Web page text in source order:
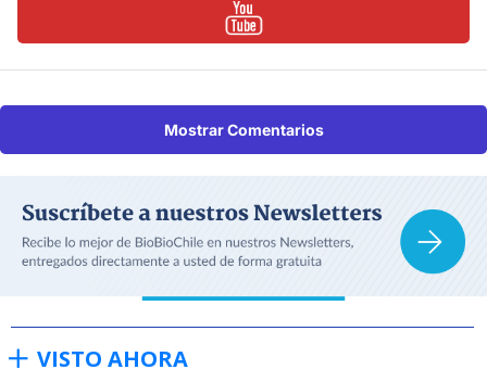
Mostrar Comentarios
VISTO AHORA